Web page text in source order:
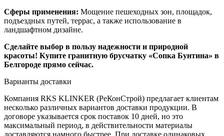
Сферы применения: Мощение пешеходных зон, площадок,
подъездных путей, террас, а также использование в
ландшафтном дизайне.
Сделайте выбор в пользу надежности и природной
красоты! Купите гранитную брусчатку «Сопка Бунтина» в
Белгороде прямо сейчас.
Варианты доставки
Компания RKS KLINKER (РеКонСтрой) предлагает клиентам
несколько различных вариантов доставки продукции. В
договоре указывается срок поставок 10 дней, но это
максимальный период, в действительности материалы